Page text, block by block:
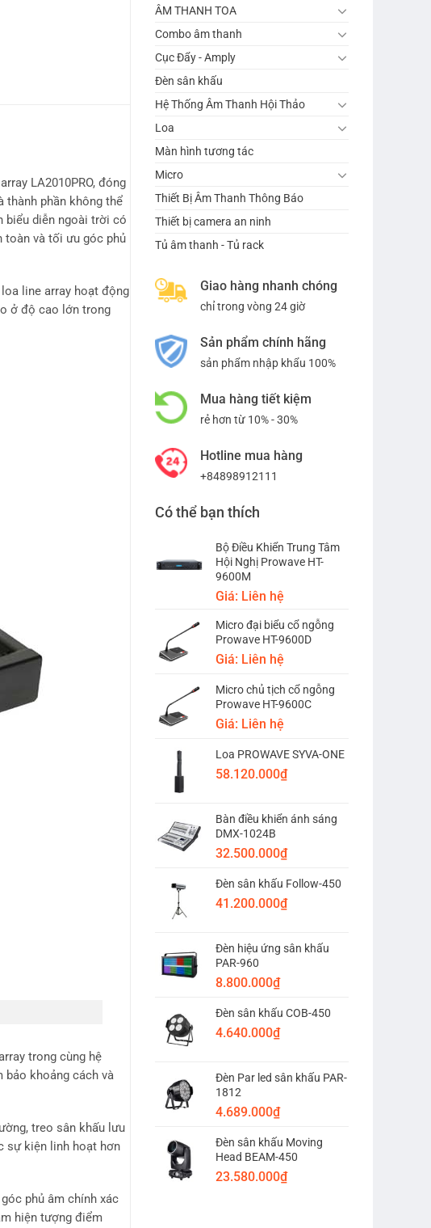
ÂM THANH TOA
Combo âm thanh
Cục Đẩy - Amply
Đèn sân khấu
Hệ Thống Âm Thanh Hội Thảo
Loa
Màn hình tương tác
Micro
Thiết Bị Âm Thanh Thông Báo
Thiết bị camera an ninh
Tủ âm thanh - Tủ rack
Giao hàng nhanh chóng
chỉ trong vòng 24 giờ
Sản phẩm chính hãng
sản phẩm nhập khẩu 100%
Mua hàng tiết kiệm
rẻ hơn từ 10% - 30%
Hotline mua hàng
+84898912111
Có thể bạn thích
Bộ Điều Khiển Trung Tâm
Hội Nghị Prowave HT-
9600M
Giá: Liên hệ
Micro đại biểu cổ ngỗng
Prowave HT-9600D
Giá: Liên hệ
Micro chủ tịch cổ ngỗng
Prowave HT-9600C
Giá: Liên hệ
Loa PROWAVE SYVA-ONE
58.120.000₫
Bàn điều khiển ánh sáng
DMX-1024B
32.500.000₫
Đèn sân khấu Follow-450
41.200.000₫
Đèn hiệu ứng sân khấu
PAR-960
8.800.000₫
Đèn sân khấu COB-450
4.640.000₫
Đèn Par led sân khấu PAR-
1812
4.689.000₫
Đèn sân khấu Moving
Head BEAM-450
23.580.000₫
LA2010PRO, đóng
thành phần không thể
biểu diễn ngoài trời có
toàn và tối ưu góc phủ
line array hoạt động
ở độ cao lớn trong
trong cùng hệ
bảo khoảng cách và
treo sân khấu lưu
sự kiện linh hoạt hơn
phủ âm chính xác
hiện tượng điểm